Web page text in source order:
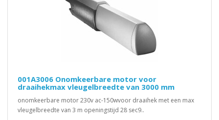
001A3006 Onomkeerbare motor voor
draaihekmax vleugelbreedte van 3000 mm
onomkeerbare motor 230v ac-150wvoor draaihek met een max
vleugelbreedte van 3 m openingstijd 28 sec9..